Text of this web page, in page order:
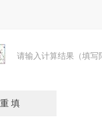
请输入计算结果（填写